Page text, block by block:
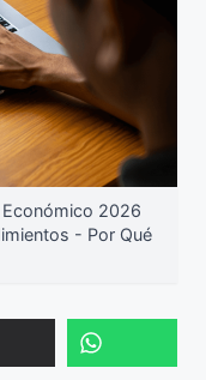
2026
- Por Qué